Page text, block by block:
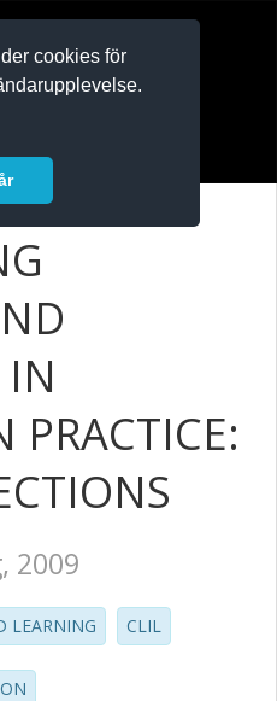
cookies för
PRACTICE:
2009
LEARNING CLIL